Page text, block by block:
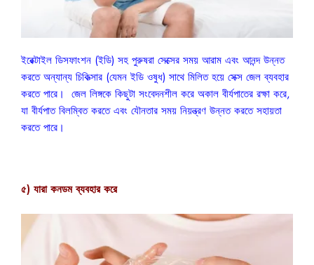
ইরেক্টাইল ডিসফাংশন (ইডি) সহ পুরুষরা সেক্সের সময় আরাম এবং আনন্দ উন্নত
করতে অন্যান্য চিকিত্সার (যেমন ইডি ওষুধ) সাথে মিলিত হয়ে সেক্স জেল ব্যবহার
করতে পারে। জেল লিঙ্গকে কিছুটা সংবেদনশীল করে অকাল বীর্যপাতের রক্ষা করে,
যা বীর্যপাত বিলম্বিত করতে এবং যৌনতার সময় নিয়ন্ত্রণ উন্নত করতে সহায়তা
করতে পারে।
৫) যারা কনডম ব্যবহার করে